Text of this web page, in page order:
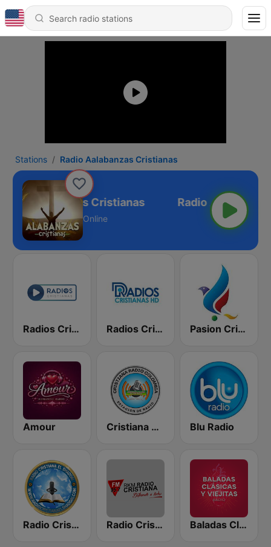
Stations Radio Aalabanzas Cristianas
Aalabanzas Cristianas
Online
Radios Cristianas Radios Cristianas HD Pasion Cristiana
Amour Cristiana Radio Blu Radio
Radio Cristiana El Shaddai Radio Cristiana Baladas Clásicas y Viejitas Radio